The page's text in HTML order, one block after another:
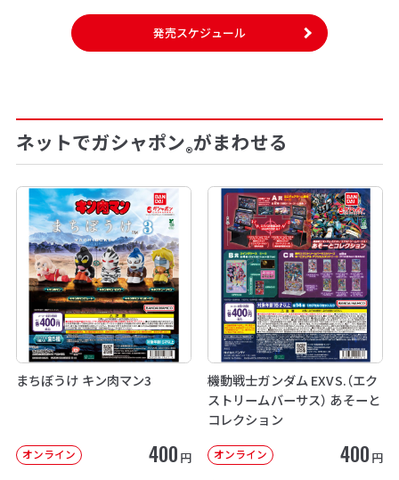
発売スケジュール
ネットでガシャポン®がまわせる
まちぼうけ キン肉マン3
オンライン 400 円
機動戦士ガンダム EXVS.（エク
ストリームバーサス） あそーと
コレクション
オンライン 400 円